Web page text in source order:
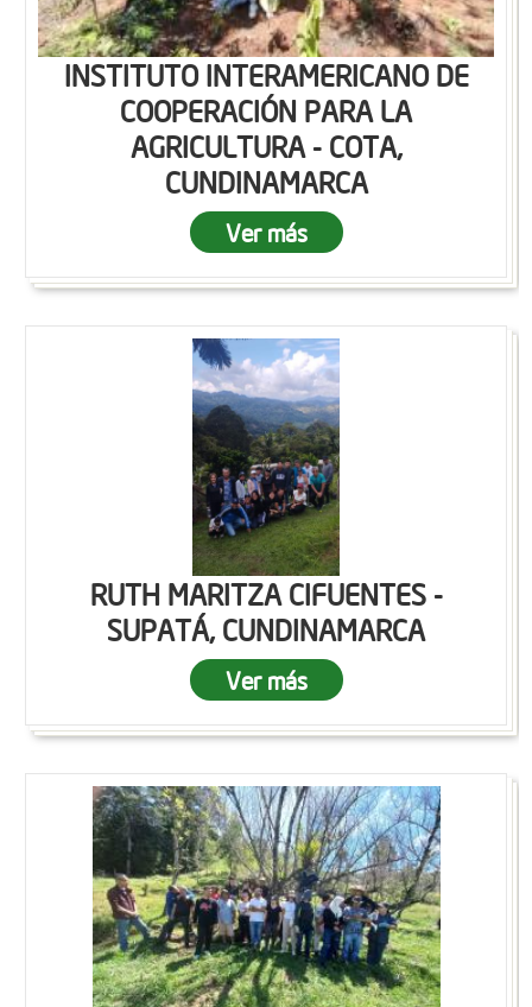
INSTITUTO INTERAMERICANO DE
COOPERACIÓN PARA LA
AGRICULTURA - COTA,
CUNDINAMARCA
Ver más
RUTH MARITZA CIFUENTES -
SUPATÁ, CUNDINAMARCA
Ver más